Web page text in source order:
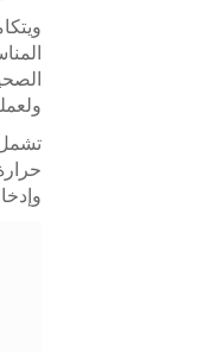
تشمل